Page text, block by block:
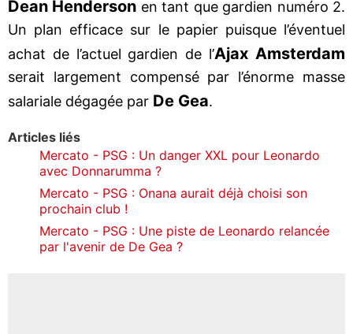
Dean Henderson en tant que gardien numéro 2.
Un plan efficace sur le papier puisque l’éventuel
achat de l’actuel gardien de l’Ajax Amsterdam
serait largement compensé par l’énorme masse
salariale dégagée par De Gea.
Articles liés
Mercato - PSG : Un danger XXL pour Leonardo
avec Donnarumma ?
Mercato - PSG : Onana aurait déjà choisi son
prochain club !
Mercato - PSG : Une piste de Leonardo relancée
par l'avenir de De Gea ?